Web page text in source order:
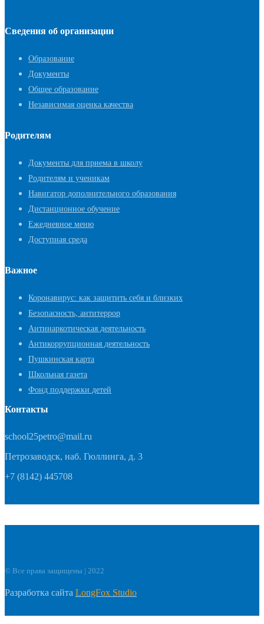
Сведения об организации
Образование
Документы
Общее образование
Независимая оценка качества
Родителям
Документы для приема в школу
Родителям и ученикам
Навигатор дополнительного образования
Дистанционное обучение
Ежедневное меню
Доступная среда
Важное
Коронавирус: как защитить себя и близких
Безопасность, антитеррор
Антинаркотическая деятельность
Антикоррупционная деятельность
Пушкинская карта
Школьная газета
Фонд поддержки детей
Контакты
school25petro@mail.ru
Петрозаводск, наб. Гюллинга, д. 3
+7 (8142) 445708
© Все права защищены | 2022
Разработка сайта LongFox Studio